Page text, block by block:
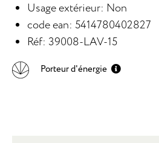
Usage extérieur: Non
code ean: 5414780402827
Réf: 39008-LAV-15
Porteur d'énergie